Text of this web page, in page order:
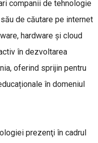
companii de tehnologie
de căutare pe internet
hardware și cloud
în dezvoltarea
oferind sprijin pentru
în domeniul
prezenţi în cadrul